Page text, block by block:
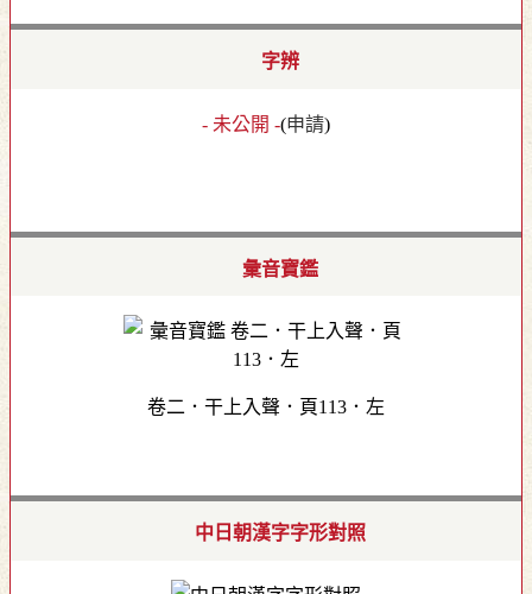
字辨
- 未公開 -(申請)
彙音寶鑑
卷二．干上入聲．頁113．左
中日朝漢字字形對照